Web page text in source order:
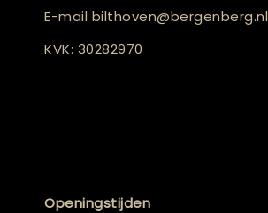
E-mail bilthoven@bergenberg.nl
KVK: 30282970
Openingstijden